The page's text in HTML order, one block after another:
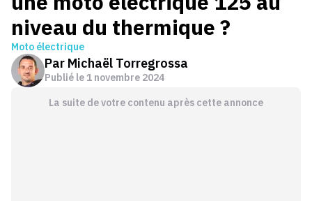
niveau du thermique ?
Moto électrique
Par Michaël Torregrossa
Publié le1 novembre 2024
La suite de votre contenu après cette annonce